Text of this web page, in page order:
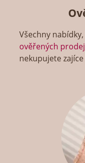
Všechny
ověřených
nekupujete